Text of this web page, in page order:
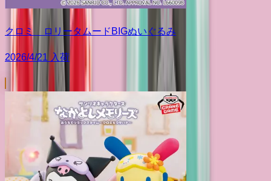
クロミ ロリータムードBIGぬいぐるみ
2026/4/21 入荷